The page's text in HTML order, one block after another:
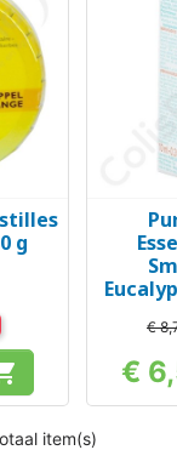
g
€
€
item(s)